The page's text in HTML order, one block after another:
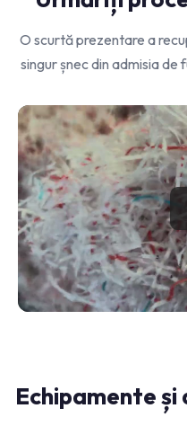
O scurtă prezentare a
singur șnec din admisia
Echipamente